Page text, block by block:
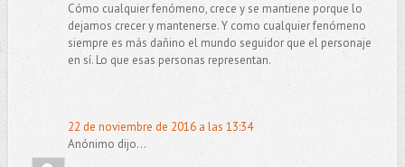
Cómo cualquier fenómeno, crece y se mantiene porque lo
dejamos crecer y mantenerse. Y como cualquier fenómeno
siempre es más dañino el mundo seguidor que el personaje
en sí. Lo que esas personas representan.
22 de noviembre de 2016 a las 13:34
Anónimo dijo...